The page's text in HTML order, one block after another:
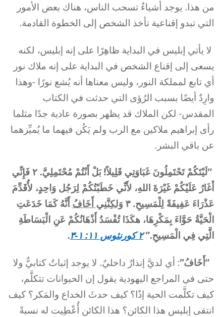
من هذا. يوجد أشياءٌ تسحب الناس، هناك بعض الأمور
التي تبدو إقناعية تأخذ الشخص إلى الخطوة القادمة.
لا يأتي إبليس في البداية ظاهِرًا على إنه إبليس، لكنه
يسعى إلى إقناع الشخص في البداية على إنه ملاك نور
أي تابع لمملكة النور، وليس معناها أنه يُشع نورًا -وهذا
وارِدٌ أيضًا بسبب الرُؤى التي حدثت في الكتاب
المقدس- لكن الملاك قد يظهر بصورة عادية جدًا مثلما
رأى إبراهيم ملاكين مع الرب ولم يَكُن فيهما ما يُميِّزهما
عن باقي البشر.
“
لَيْتَكُمْ تَحْتَمِلُونَ غَبَاوَتِي قَلِيلاً! بَلْ أَنْتُمْ مُحْتَمِلِيَّ. ٢ فَإِنِّي
أَغَارُ عَلَيْكُمْ غَيْرَةَ اللهِ، لأَنِّي خَطَبْتُكُمْ لِرَجُل وَاحِدٍ، لأُقَدِّمَ
عَذْرَاءَ عَفِيفَةً لِلْمَسِيحِ. ٣ وَلكِنَّنِي أَخَافُ أَنَّهُ كَمَا خَدَعَتِ
الْحَيَّةُ حَوَّاءَ بِمَكْرِهَا، هكَذَا تُفْسَدُ أَذْهَانُكُمْ عَنِ الْبَسَاطَةِ
الَّتِي فِي الْمَسِيحِ.”٢ كورنثوس ١١: ١-٣ .
“أَخَافُ”: أي لديَّ إنذارٌ داخليٌ. لا يوجد إثباتٌ كتابيٌّ ولا
حتى في المراجع اليهودية يقول إن الحيوانات تتكلَّم،
كيف تكلَّمت الحية إذًا؟ كيف حدثَ الخداع والمَكر؟ كيف
انتقى إبليس هذا الكائن؟ هذا الكائن أُعْطِيت له نسبةً